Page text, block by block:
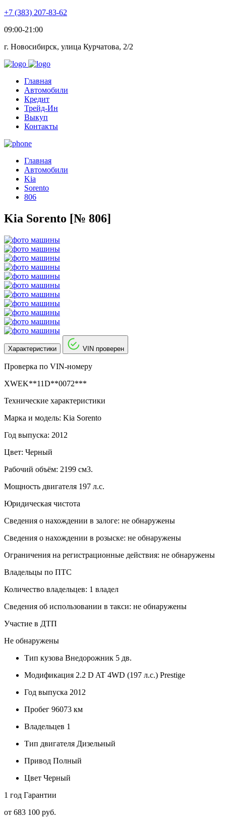
+7 (383) 207-83-62
09:00-21:00
г. Новосибирск, улица Курчатова, 2/2
Главная
Автомобили
Кредит
Трейд-Ин
Выкуп
Контакты
Главная
Автомобили
Kia
Sorento
806
Kia Sorento [№ 806]
Характеристики VIN проверен
Проверка по VIN-номеру
XWEK**11D**0072***
Технические характеристики
Марка и модель: Kia Sorento
Год выпуска: 2012
Цвет: Черный
Рабочий объём: 2199 см3.
Мощность двигателя 197 л.с.
Юридическая чистота
Сведения о нахождении в залоге: не обнаружены
Сведения о нахождении в розыске: не обнаружены
Ограничения на регистрационные действия: не обнаружены
Владельцы по ПТС
Количество владельцев: 1 владел
Сведения об использовании в такси: не обнаружены
Участие в ДТП
Не обнаружены
Тип кузова Внедорожник 5 дв.
Модификация 2.2 D AT 4WD (197 л.с.) Prestige
Год выпуска 2012
Пробег 96073 км
Владельцев 1
Тип двигателя Дизельный
Привод Полный
Цвет Черный
1 год Гарантии
от 683 100 руб.